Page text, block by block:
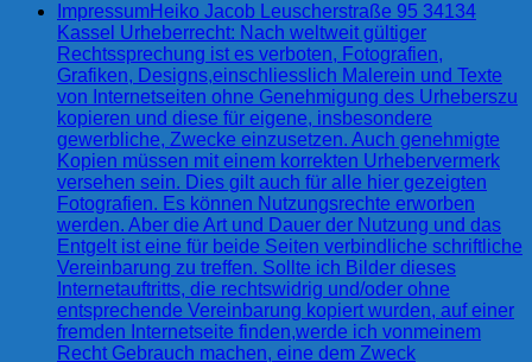
ImpressumHeiko Jacob Leuscherstraße 95 34134
Kassel Urheberrecht: Nach weltweit gültiger
Rechtssprechung ist es verboten, Fotografien,
Grafiken, Designs,einschliesslich Malerein und Texte
von Internetseiten ohne Genehmigung des Urheberszu
kopieren und diese für eigene, insbesondere
gewerbliche, Zwecke einzusetzen. Auch genehmigte
Kopien müssen mit einem korrekten Urhebervermerk
versehen sein. Dies gilt auch für alle hier gezeigten
Fotografien. Es können Nutzungsrechte erworben
werden. Aber die Art und Dauer der Nutzung und das
Entgelt ist eine für beide Seiten verbindliche schriftliche
Vereinbarung zu treffen. Sollte ich Bilder dieses
Internetauftritts, die rechtswidrig und/oder ohne
entsprechende Vereinbarung kopiert wurden, auf einer
fremden Internetseite finden,werde ich vonmeinem
Recht Gebrauch machen, eine dem Zweck